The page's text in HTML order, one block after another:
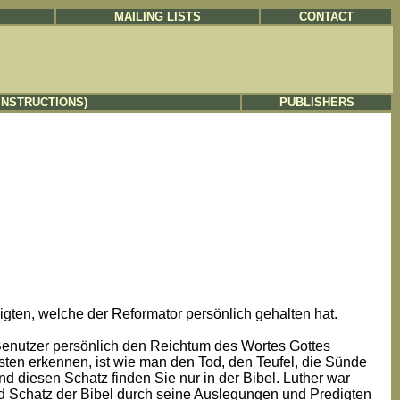
MAILING LISTS CONTACT
PUBLISHERS
welche der Reformator persönlich gehalten hat.
persönlich den Reichtum des Wortes Gottes
erkennen, ist wie man den Tod, den Teufel, die Sünde
diesen Schatz finden Sie nur in der Bibel. Luther war
der Bibel durch seine Auslegungen und Predigten